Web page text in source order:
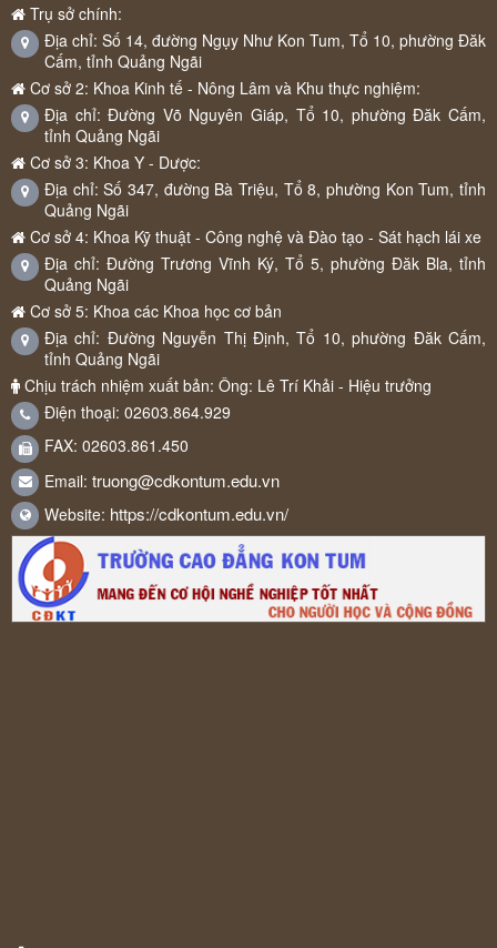
Trụ sở chính:
Địa chỉ: Số 14, đường Ngụy Như Kon Tum, Tổ 10, phường Đăk
Cấm, tỉnh Quảng Ngãi
Cơ sở 2: Khoa Kinh tế - Nông Lâm và Khu thực nghiệm:
Địa chỉ: Đường Võ Nguyên Giáp, Tổ 10, phường Đăk Cấm,
tỉnh Quảng Ngãi
Cơ sở 3: Khoa Y - Dược:
Địa chỉ: Số 347, đường Bà Triệu, Tổ 8, phường Kon Tum, tỉnh
Quảng Ngãi
Cơ sở 4: Khoa Kỹ thuật - Công nghệ và Đào tạo - Sát hạch lái xe
Địa chỉ: Đường Trương Vĩnh Ký, Tổ 5, phường Đăk Bla, tỉnh
Quảng Ngãi
Cơ sở 5: Khoa các Khoa học cơ bản
Địa chỉ: Đường Nguyễn Thị Định, Tổ 10, phường Đăk Cấm,
tỉnh Quảng Ngãi
Chịu trách nhiệm xuất bản: Ông: Lê Trí Khải - Hiệu trưởng
Điện thoại: 02603.864.929
FAX: 02603.861.450
Email: truong@cdkontum.edu.vn
Website: https://cdkontum.edu.vn/